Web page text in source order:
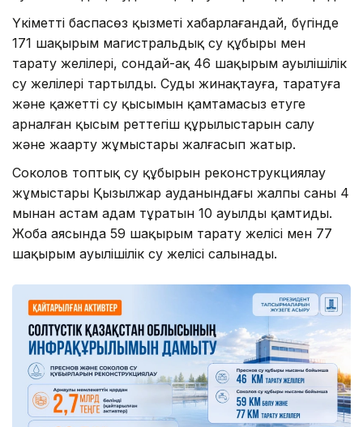
Үкіметтің баспасөз қызметі хабарлағандай, бүгінде
171 шақырым магистральдық су құбыры мен
тарату желілері, сондай-ақ 46 шақырым ауылішілік
су желілері тартылды. Суды жинақтауға, таратуға
және қажетті су қысымын қамтамасыз етуге
арналған қысым реттегіш құрылыстарын салу
және жаңарту жұмыстары жалғасып жатыр.
Соколов топтық су құбырын реконструкциялау
жұмыстары Қызылжар ауданындағы жалпы саны 4
мыңнан астам адам тұратын 10 ауылды қамтиды.
Жоба аясында 59 шақырым тарату желісі мен 77
шақырым ауылішілік су желісі салынады.